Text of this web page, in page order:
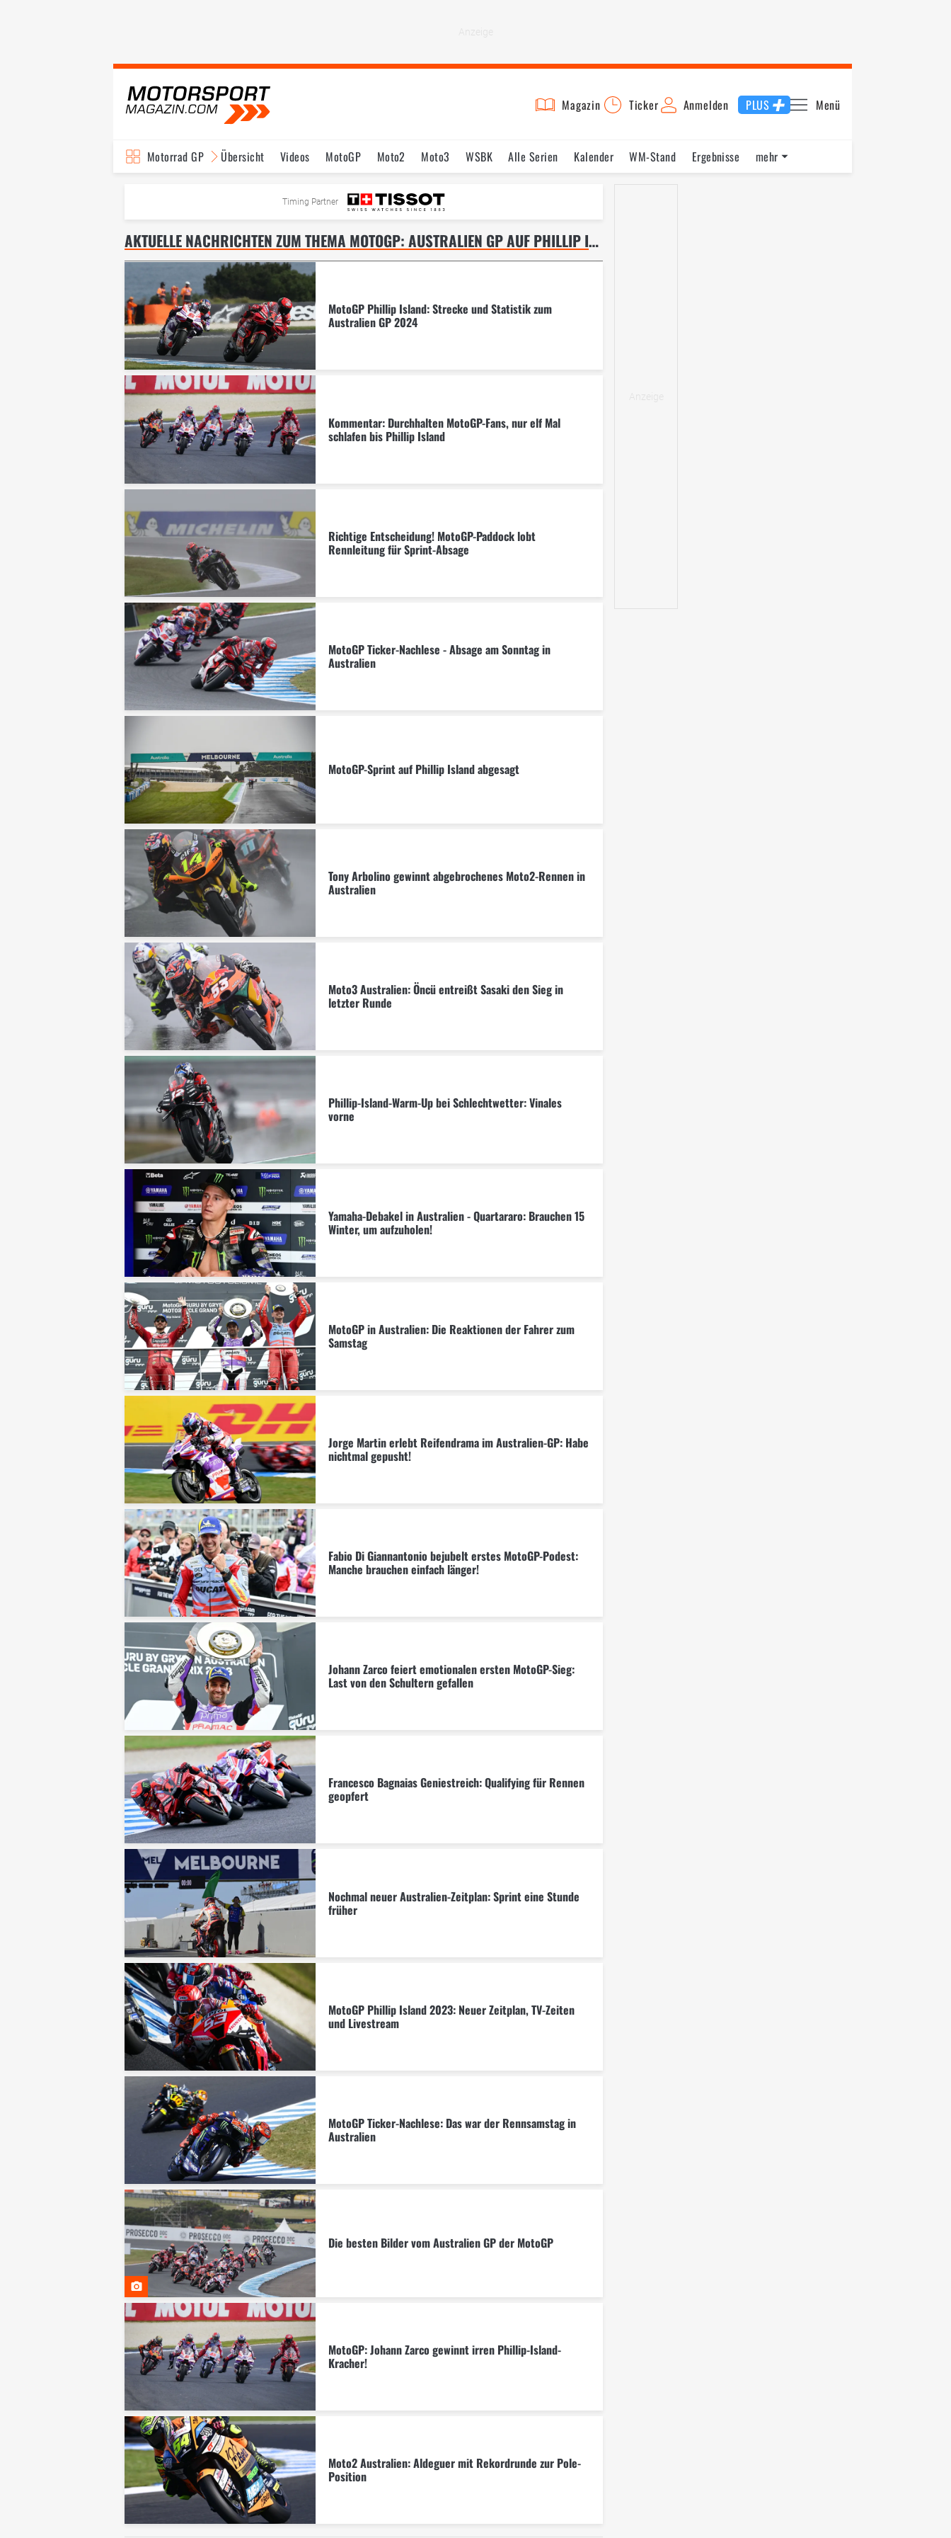
Magazin Ticker Anmelden PLUS Menü
Motorrad GP Übersicht Videos MotoGP Moto2 Moto3 WSBK Alle Serien Kalender WM-Stand
Ergebnisse
Fahrer & Teams Bilder Termine
mehr
Timing Partner
AKTUELLE NACHRICHTEN ZUM THEMA MOTOGP: AUSTRALIEN GP AUF PHILLIP ISLAND – SEITE 6
MotoGP Phillip Island: Strecke und Statistik zum
Australien GP 2024
Kommentar: Durchhalten MotoGP-Fans, nur elf Mal
schlafen bis Phillip Island
Richtige Entscheidung! MotoGP-Paddock lobt
Rennleitung für Sprint-Absage
MotoGP Ticker-Nachlese - Absage am Sonntag in
Australien
MotoGP-Sprint auf Phillip Island abgesagt
Tony Arbolino gewinnt abgebrochenes Moto2-Rennen in
Australien
Moto3 Australien: Öncü entreißt Sasaki den Sieg in
letzter Runde
Phillip-Island-Warm-Up bei Schlechtwetter: Vinales
vorne
Yamaha-Debakel in Australien - Quartararo: Brauchen 15
Winter, um aufzuholen!
MotoGP in Australien: Die Reaktionen der Fahrer zum
Samstag
Jorge Martin erlebt Reifendrama im Australien-GP: Habe
nichtmal gepusht!
Fabio Di Giannantonio bejubelt erstes MotoGP-Podest:
Manche brauchen einfach länger!
Johann Zarco feiert emotionalen ersten MotoGP-Sieg:
Last von den Schultern gefallen
Francesco Bagnaias Geniestreich: Qualifying für Rennen
geopfert
Nochmal neuer Australien-Zeitplan: Sprint eine Stunde
früher
MotoGP Phillip Island 2023: Neuer Zeitplan, TV-Zeiten
und Livestream
MotoGP Ticker-Nachlese: Das war der Rennsamstag in
Australien
Die besten Bilder vom Australien GP der MotoGP
MotoGP: Johann Zarco gewinnt irren Phillip-Island-
Kracher!
Moto2 Australien: Aldeguer mit Rekordrunde zur Pole-
Position